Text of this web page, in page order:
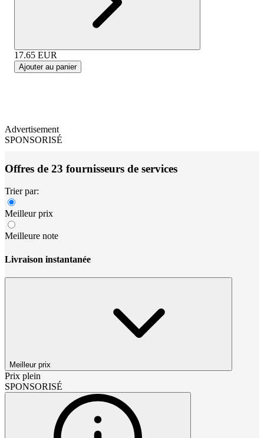
17.65 EUR
Ajouter au panier
Advertisement
SPONSORISÉ
Offres de 23 fournisseurs de services
Trier par:
Meilleur prix
Meilleure note
Livraison instantanée
Meilleur prix
Prix plein
SPONSORISÉ